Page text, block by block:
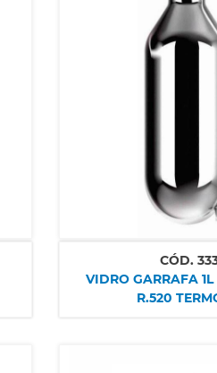
CÓD.
VIDRO GARRAFA
R.520